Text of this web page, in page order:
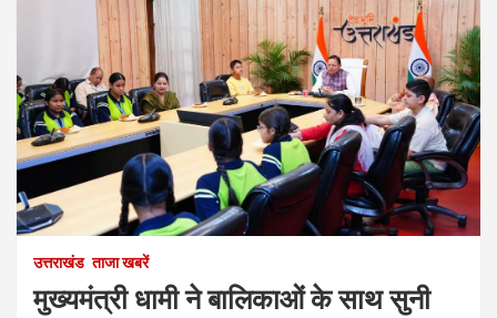
उत्तराखंड ताजा खबरें
मुख्यमंत्री धामी ने बालिकाओं के साथ सुनी